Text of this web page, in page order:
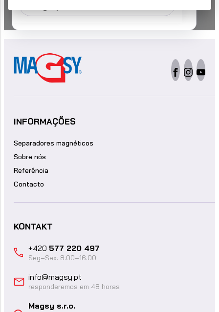
INFORMAÇÕES
Separadores magnéticos
Sobre nós
Referência
Contacto
KONTAKT
+420 577 220 497
Seg–Sex: 8:00–16:00
info@magsy.pt
responderemos em 48 horas
Magsy s.r.o.